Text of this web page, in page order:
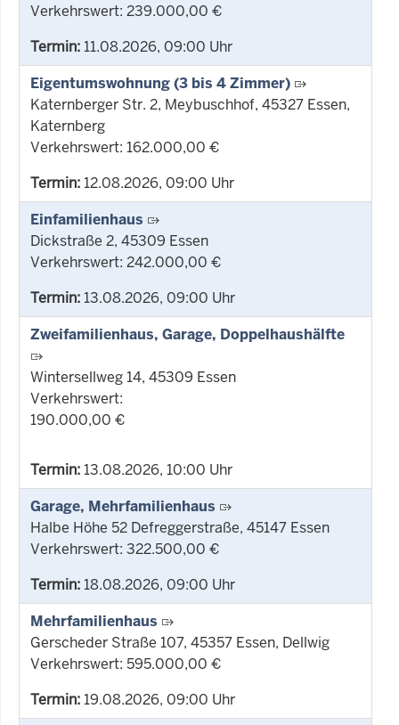
Verkehrswert: 239.000,00 €
Termin:11.08.2026, 09:00 Uhr
Eigentumswohnung (3 bis 4 Zimmer)
Katernberger Str. 2, Meybuschhof, 45327 Essen,
Katernberg
Verkehrswert: 162.000,00 €
Termin:12.08.2026, 09:00 Uhr
Einfamilienhaus
Dickstraße 2, 45309 Essen
Verkehrswert: 242.000,00 €
Termin:13.08.2026, 09:00 Uhr
Zweifamilienhaus, Garage, Doppelhaushälfte
Wintersellweg 14, 45309 Essen
Verkehrswert:
190.000,00 €
Termin:13.08.2026, 10:00 Uhr
Garage, Mehrfamilienhaus
Halbe Höhe 52 Defreggerstraße, 45147 Essen
Verkehrswert: 322.500,00 €
Termin:18.08.2026, 09:00 Uhr
Mehrfamilienhaus
Gerscheder Straße 107, 45357 Essen, Dellwig
Verkehrswert: 595.000,00 €
Termin:19.08.2026, 09:00 Uhr